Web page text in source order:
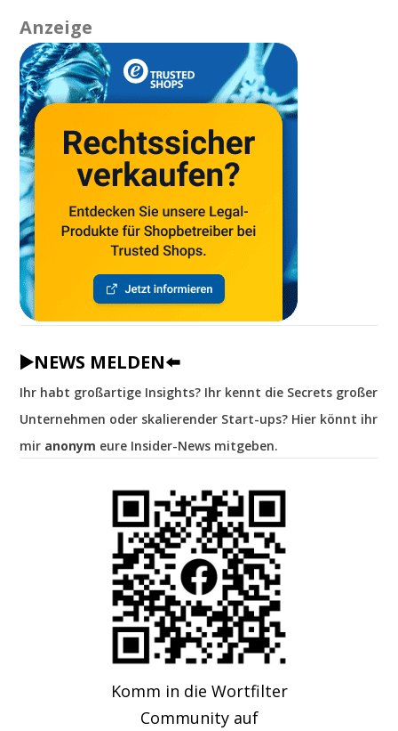
Anzeige
▶️NEWS MELDEN⬅️
Ihr habt großartige Insights? Ihr kennt die Secrets großer
Unternehmen oder skalierender Start-ups? Hier könnt ihr
mir anonym eure Insider-News mitgeben.
Komm in die Wortfilter
Community auf